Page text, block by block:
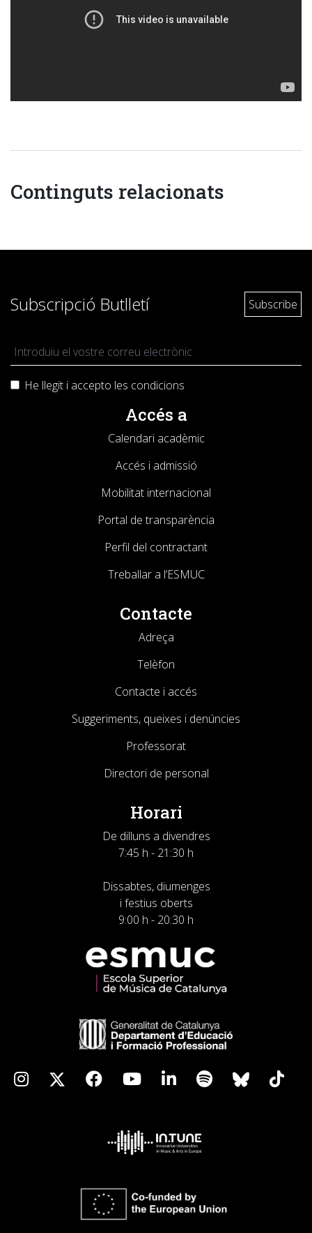
Continguts relacionats
Subscripció Butlletí
He llegit i accepto les condicions
Accés a
Calendari acadèmic
Accés i admissió
Mobilitat internacional
Portal de transparència
Perfil del contractant
Treballar a l’ESMUC
Contacte
Adreça
Telèfon
Contacte i accés
Suggeriments, queixes i denúncies
Professorat
Directori de personal
Horari
De dilluns a divendres
7:45 h - 21:30 h
Dissabtes, diumenges
i festius oberts
9:00 h - 20:30 h